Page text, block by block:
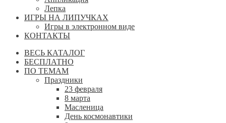
Лепка
ИГРЫ НА ЛИПУЧКАХ
Игры в электронном виде
КОНТАКТЫ
ВЕСЬ КАТАЛОГ
БЕСПЛАТНО
ПО ТЕМАМ
Праздники
23 февраля
8 марта
Масленица
День космонавтики